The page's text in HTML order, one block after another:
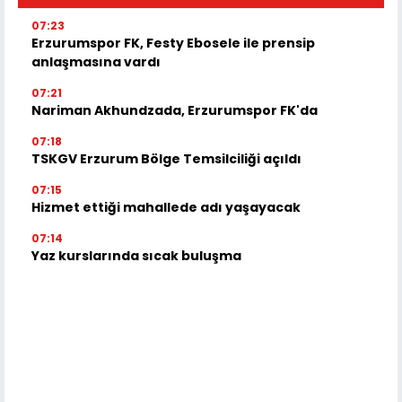
07:23
Erzurumspor FK, Festy Ebosele ile prensip
anlaşmasına vardı
07:21
Nariman Akhundzada, Erzurumspor FK'da
07:18
TSKGV Erzurum Bölge Temsilciliği açıldı
07:15
Hizmet ettiği mahallede adı yaşayacak
07:14
Yaz kurslarında sıcak buluşma